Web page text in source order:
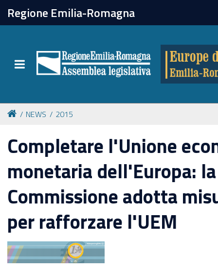
Regione Emilia-Romagna
Toggle navigation
chiudi
Attività
Formazione
Eventi
Tutte le notizie
Newsletter
NEWS 2015
Completare l'Unione
monetaria dell'Europa: la
Commissione adotta
per rafforzare l'UEM